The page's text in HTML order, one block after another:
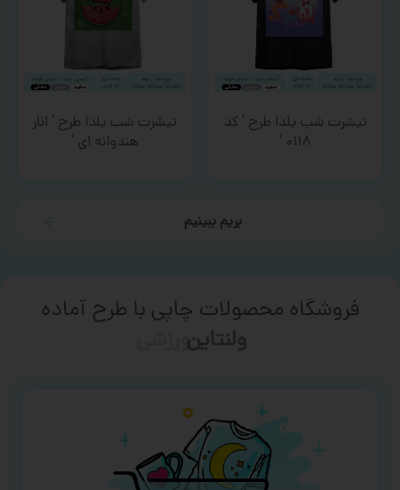
تیشرت شب یلدا طرح ‘ کد
۰۱۱۸ ‘
تیشرت شب یلدا طرح ‘ انار
هندوانه ای ‘
بریم ببینیم
فروشگاه محصولات چاپی با طرح آماده
ورزشی